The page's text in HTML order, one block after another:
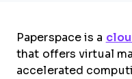
Paperspace is a
that offers virtual
accelerated